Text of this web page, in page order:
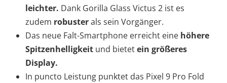
leichter. Dank Gorilla Glass Victus 2 ist es
zudem robusterals sein Vorgänger.
Das neue Falt-Smartphone erreicht eine höhere
Spitzenhelligkeit und bietetein größeres
Display.
In puncto Leistung punktet das Pixel 9 Pro Fold